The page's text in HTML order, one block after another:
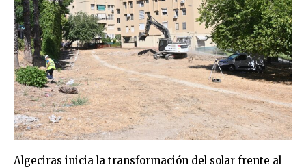
Algeciras inicia la transformación del solar frente al